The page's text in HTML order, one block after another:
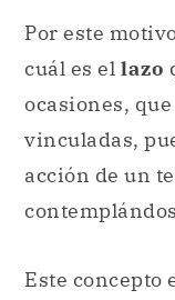
Por este
cuál es el lazo
ocasiones,
vinculadas,
acción de un
Este concepto